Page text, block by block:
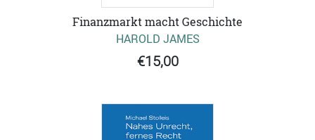
Finanzmarkt macht Geschichte
HAROLD JAMES
€15,00